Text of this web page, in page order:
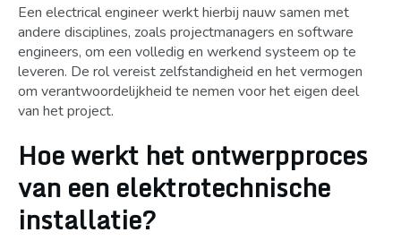
Een electrical engineer werkt hierbij nauw samen met
andere disciplines, zoals projectmanagers en software
engineers, om een volledig en werkend systeem op te
leveren. De rol vereist zelfstandigheid en het vermogen
om verantwoordelijkheid te nemen voor het eigen deel
van het project.
Hoe werkt het ontwerpproces
van een elektrotechnische
installatie?